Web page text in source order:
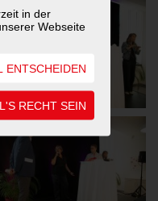
in der
Webseite
ENTSCHEIDEN
RECHT SEIN